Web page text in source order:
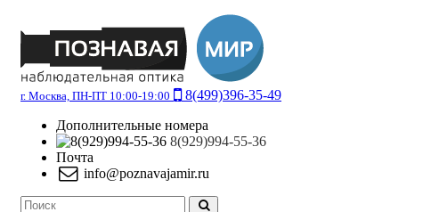
г. Москва, ПН-ПТ 10:00-19:00
8(499)396-35-49
Дополнительные номера
8(929)994-55-36
Почта
info@poznavajamir.ru